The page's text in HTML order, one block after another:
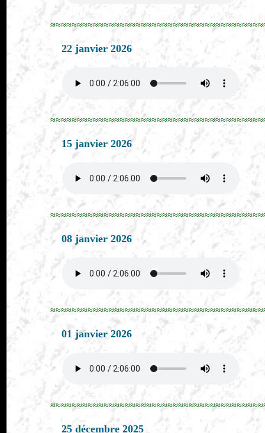
22 janvier 2026
15 janvier 2026
08 janvier 2026
01 janvier 2026
25 décembre 2025